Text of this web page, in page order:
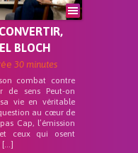
BLOCH
30 minutes
combat contre
de sens Peut-on
vie en véritable
au cœur de
Cap, l’émission
ceux qui osent
[…]